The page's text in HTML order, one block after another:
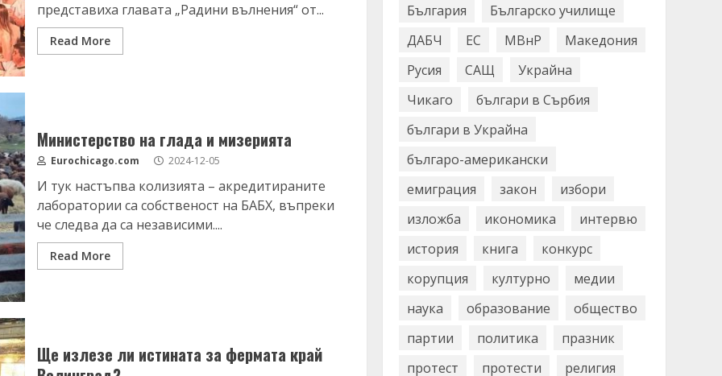
представиха главата „Радини вълнения“ от...
Read More
Министерство на глада и мизерията
Eurochicago.com 2024-12-05
И тук настъпва колизията – акредитираните
лаборатории са собственост на БАБХ, въпреки
че следва да са независими....
Read More
Ще излезе ли истината за фермата край
България
Българско училище
ДАБЧ
ЕС МВнР
Македония
Русия
САЩ
Украйна
Чикаго
българи в Сърбия
българи в Украйна
българо-американски
емиграция
закон
избори
изложба
икономика
интервю
история
книга
конкурс
корупция
културно
медии
наука
образование
общество
партии
политика
празник
протест
протести
религия